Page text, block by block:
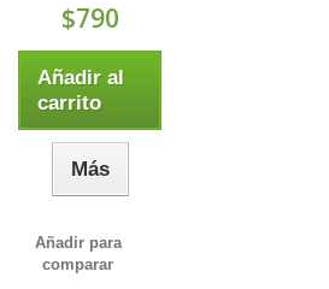
$790
Añadir al
carrito
Más
Añadir para
comparar